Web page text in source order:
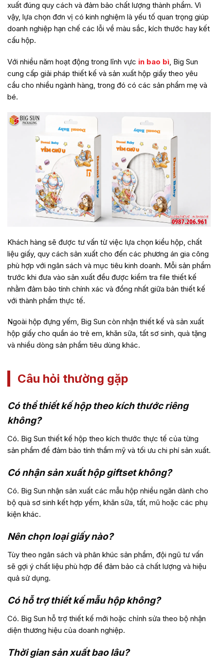
xuất đúng quy cách và đảm bảo chất lượng thành phẩm. Vì
vậy, lựa chọn đơn vị có kinh nghiệm là yếu tố quan trọng giúp
doanh nghiệp hạn chế các lỗi về màu sắc, kích thước hay kết
cấu hộp.
Với nhiều năm hoạt động trong lĩnh vực in bao bì , Big Sun
cung cấp giải pháp thiết kế và sản xuất hộp giấy theo yêu
cầu cho nhiều ngành hàng, trong đó có các sản phẩm mẹ và
bé.
Khách hàng sẽ được tư vấn từ việc lựa chọn kiểu hộp, chất
liệu giấy, quy cách sản xuất cho đến các phương án gia công
phù hợp với ngân sách và mục tiêu kinh doanh. Mỗi sản phẩm
trước khi đưa vào sản xuất đều được kiểm tra file thiết kế
nhằm đảm bảo tính chính xác và đồng nhất giữa bản thiết kế
với thành phẩm thực tế.
Ngoài hộp đựng yếm, Big Sun còn nhận thiết kế và sản xuất
hộp giấy cho quần áo trẻ em, khăn sữa, tất sơ sinh, quà tặng
và nhiều dòng sản phẩm tiêu dùng khác.
Câu hỏi thường gặp
Có thể thiết kế hộp theo kích thước riêng
không?
Có. Big Sun thiết kế hộp theo kích thước thực tế của từng
sản phẩm để đảm bảo tính thẩm mỹ và tối ưu chi phí sản xuất.
Có nhận sản xuất hộp giftset không?
Có. Big Sun nhận sản xuất các mẫu hộp nhiều ngăn dành cho
bộ quà sơ sinh kết hợp yếm, khăn sữa, tất, mũ hoặc các phụ
kiện khác.
Nên chọn loại giấy nào?
Tùy theo ngân sách và phân khúc sản phẩm, đội ngũ tư vấn
sẽ gợi ý chất liệu phù hợp để đảm bảo cả chất lượng và hiệu
quả sử dụng.
Có hỗ trợ thiết kế mẫu hộp không?
Có. Big Sun hỗ trợ thiết kế mới hoặc chỉnh sửa theo bộ nhận
diện thương hiệu của doanh nghiệp.
Thời gian sản xuất bao lâu?